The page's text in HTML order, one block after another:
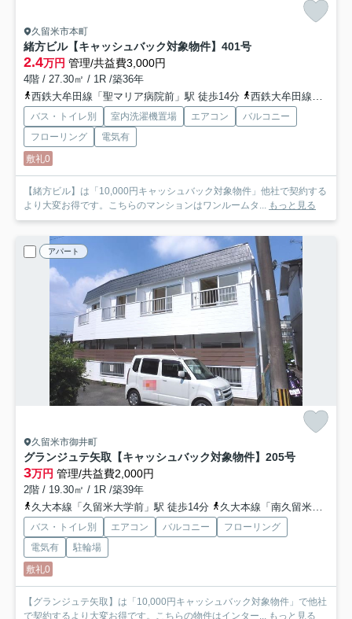
久留米市本町
緒方ビル【キャッシュバック対象物件】 401号
2.4万円 管理/共益費3,000円
4階 / 27.30㎡ / 1R /築36年
西鉄大牟田線「聖マリア病院前」駅 徒歩14分
西鉄大牟田線「花畑」駅 徒歩14分
バス・トイレ別 室内洗濯機置場 エアコン
バルコニー
フローリング
電気有
敷礼0
【緒方ビル】は「10,000円キャッシュバック対象物件」他社で契約する
より大変お得です。こちらのマンションはワンルームタ... もっと見る
アパート
久留米市御井町
グランジュテ矢取【キャッシュバック対象物件】 205号
3万円 管理/共益費2,000円
2階 / 19.30㎡ / 1R /築39年
久大本線「久留米大学前」駅 徒歩14分
久大本線「南久留米」駅 徒歩28分
バス・トイレ別 エアコン バルコニー
フローリング
電気有
駐輪場
敷礼0
【グランジュテ矢取】は「10,000円キャッシュバック対象物件」で他社
で契約するより大変お得です。こちらの物件はインター...
もっと見る